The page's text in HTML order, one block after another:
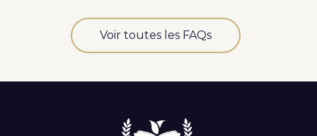
Voir toutes les FAQs